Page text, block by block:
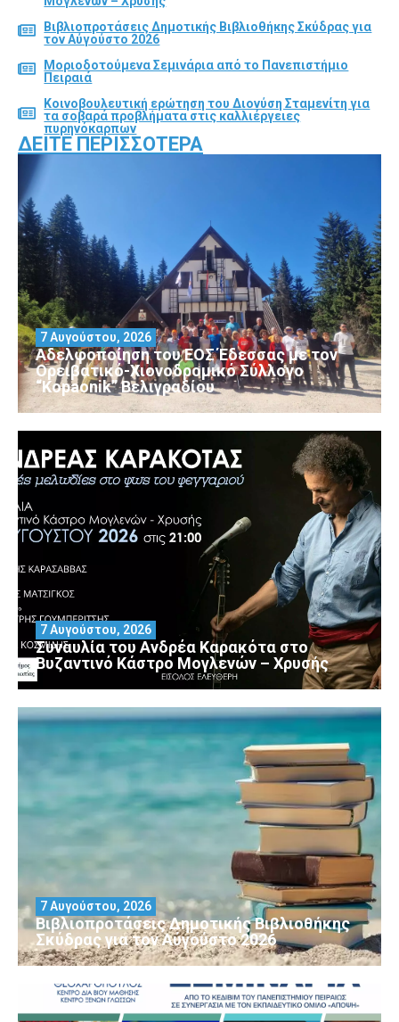
Βιβλιοπροτάσεις Δημοτικής Βιβλιοθήκης Σκύδρας για
τον Αύγούστο 2026
Μοριοδοτούμενα Σεμινάρια από το Πανεπιστήμιο
Πειραιά
Κοινοβουλευτική ερώτηση του Διονύση Σταμενίτη για
τα σοβαρά προβλήματα στις καλλιέργειες
πυρηνόκαρπων
ΔΕΊΤΕ ΠΕΡΙΣΣΌΤΕΡΑ
Αδελφοποίηση του ΕΟΣ Έδεσσας με τον
Ορειβατικό-Χιονοδρομικό Σύλλογο
“Kopaonik” Βελιγραδίου
7 Αυγούστου, 2026
Συναυλία του Ανδρέα Καρακότα στο
Βυζαντινό Κάστρο Μογλενών – Χρυσής
7 Αυγούστου, 2026
Βιβλιοπροτάσεις Δημοτικής Βιβλιοθήκης
Σκύδρας για τον Αύγούστο 2026
7 Αυγούστου, 2026